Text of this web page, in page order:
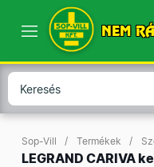
NEM
Sop-Vill Termékek
LEGRAND CARIVA